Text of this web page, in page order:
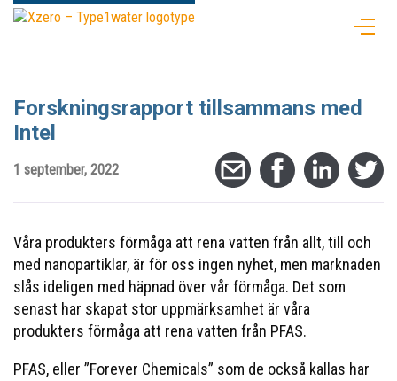
Forskningsrapport tillsammans med
Intel
1 september, 2022
Våra produkters förmåga att rena vatten från allt, till och
med nanopartiklar, är för oss ingen nyhet, men marknaden
slås ideligen med häpnad över vår förmåga. Det som
senast har skapat stor uppmärksamhet är våra
produkters förmåga att rena vatten från PFAS.
PFAS, eller ”Forever Chemicals” som de också kallas har